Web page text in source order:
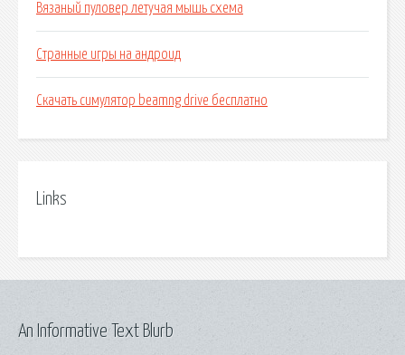
Вязаный пуловер летучая мышь схема
Странные игры на андроид
Скачать симулятор beamng drive бесплатно
Links
An Informative Text Blurb